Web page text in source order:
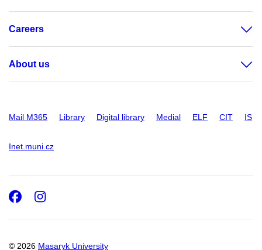
Careers
About us
Mail M365 Library Digital library Medial ELF CIT IS
Inet.muni.cz
© 2026 Masaryk University
Facebook
Instagram